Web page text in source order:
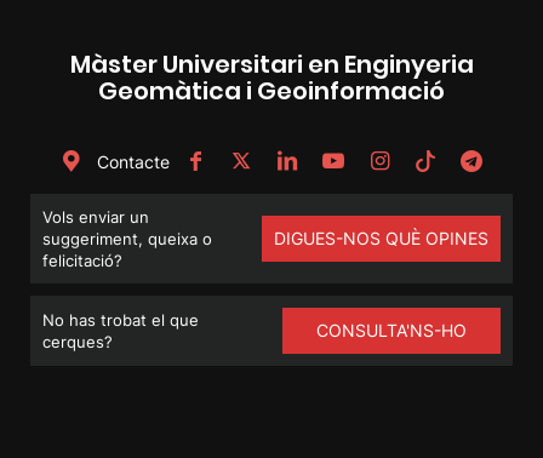
Màster Universitari en Enginyeria
Geomàtica i Geoinformació
Contacte
Vols enviar un
suggeriment, queixa o
felicitació?
DIGUES-NOS QUÈ OPINES
No has trobat el que
cerques?
CONSULTA'NS-HO